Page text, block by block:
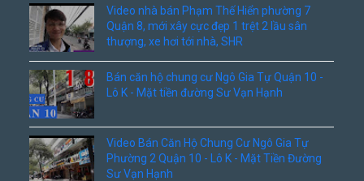
Video nhà bán Phạm Thế Hiển phường 7
Quận 8, mới xây cực đẹp 1 trệt 2 lầu sân
thượng, xe hơi tới nhà, SHR
Bán căn hộ chung cư Ngô Gia Tự Quận 10 -
Lô K - Mặt tiền đường Sư Vạn Hạnh
Video Bán Căn Hộ Chung Cư Ngô Gia Tự
Phường 2 Quận 10 - Lô K - Mặt Tiền Đường
Sư Vạn Hạnh